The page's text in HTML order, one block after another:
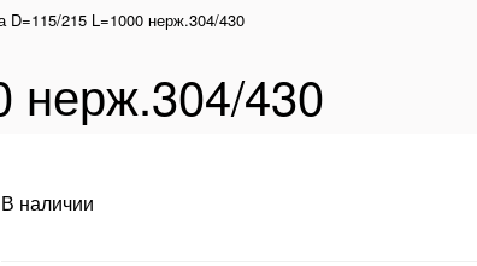
D=115/215 L=1000 нерж.304/430
нерж.304/430
В наличии